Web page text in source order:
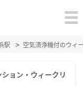
駅 空気清浄機付のウィ
ョン・ウィークリ